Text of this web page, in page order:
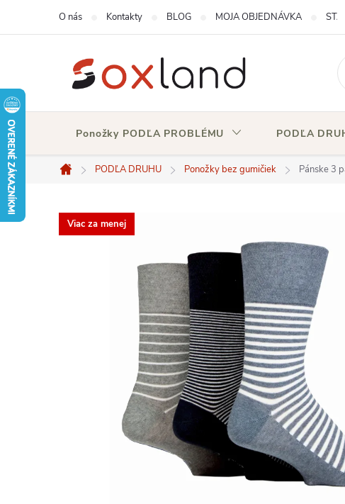
O nás Kontakty BLOG MOJA OBJEDNÁVKA
Ponožky PODĽA PROBLÉMU PODĽA
Domov
PODĽA DRUHU Ponožky bez gumičiek Pánske 3
Viac za menej